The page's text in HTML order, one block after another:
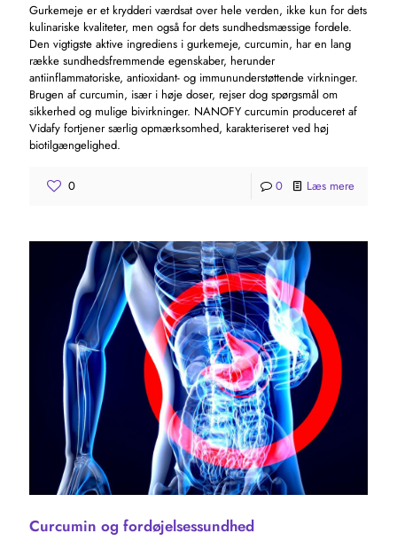
Gurkemeje er et krydderi værdsat over hele verden, ikke kun for dets
kulinariske kvaliteter, men også for dets sundhedsmæssige fordele.
Den vigtigste aktive ingrediens i gurkemeje, curcumin, har en lang
række sundhedsfremmende egenskaber, herunder
antiinflammatoriske, antioxidant- og immununderstøttende virkninger.
Brugen af ​​curcumin, især i høje doser, rejser dog spørgsmål om
sikkerhed og mulige bivirkninger. NANOFY curcumin produceret af
Vidafy fortjener særlig opmærksomhed, karakteriseret ved høj
biotilgængelighed.
0 0 Læs mere
Curcumin og fordøjelsessundhed